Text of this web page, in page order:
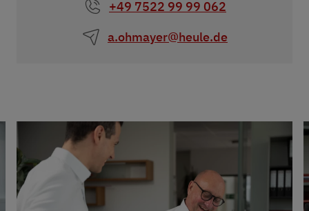
+49 7522 99 99 062
a.ohmayer@heule.de